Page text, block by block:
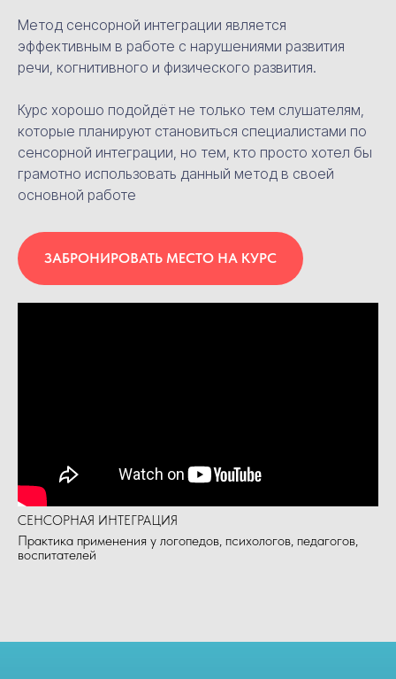
Метод сенсорной интеграции является
эффективным в работе с нарушениями развития
речи, когнитивного и физического развития.
Курс хорошо подойдёт не только тем слушателям,
которые планируют становиться специалистами по
сенсорной интеграции, но тем, кто просто хотел бы
грамотно использовать данный метод в своей
основной работе
ЗАБРОНИРОВАТЬ МЕСТО НА КУРС
СЕНСОРНАЯ ИНТЕГРАЦИЯ
Практика применения у логопедов, психологов, педагогов,
воспитателей